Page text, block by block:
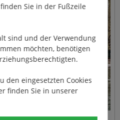
Sie in der Fußzeile
sind und der Verwendung
möchten, benötigen
den eingesetzten Cookies
finden Sie in unserer